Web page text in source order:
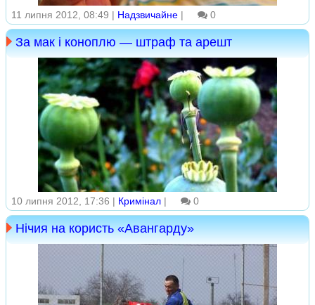
11 липня 2012, 08:49 | Надзвичайне | 0
За мак і коноплю — штраф та арешт
10 липня 2012, 17:36 | Кримінал | 0
Нічия на користь «Авангарду»